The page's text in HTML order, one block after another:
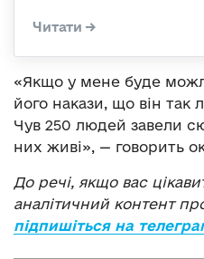
«Якщо у мене буде
його накази, що він
Чув 250 людей завели
них живі», — говорить
До речі, якщо вас
аналітичний контент
підпишіться на